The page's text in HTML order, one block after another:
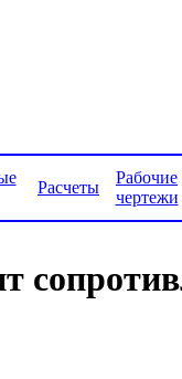
Расчеты
Рабочие
чертежи